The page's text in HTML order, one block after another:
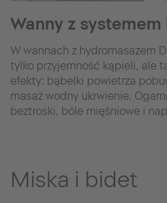
Wanny z
W wannach z hydromasażem
tylko przyjemność kąpieli, ale
efekty: bąbelki powietrza
masaż wodny ukrwienie.
beztroski, bóle mięśniowe i
Miska i bidet